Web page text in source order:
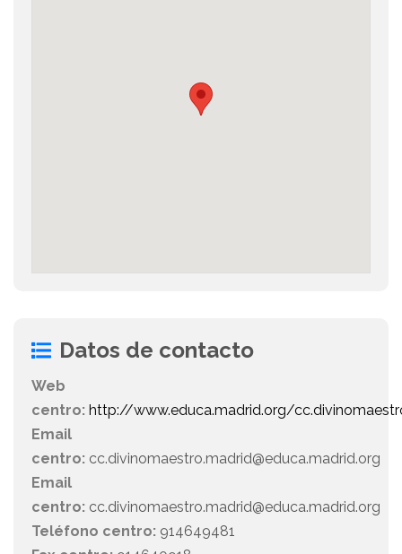
Datos de contacto
Web
centro: http://www.educa.madrid.org/
Email
centro: cc.divinomaestro.madrid@educa.madrid.org
Email
centro: cc.divinomaestro.madrid@educa.madrid.org
Teléfono centro: 914649481